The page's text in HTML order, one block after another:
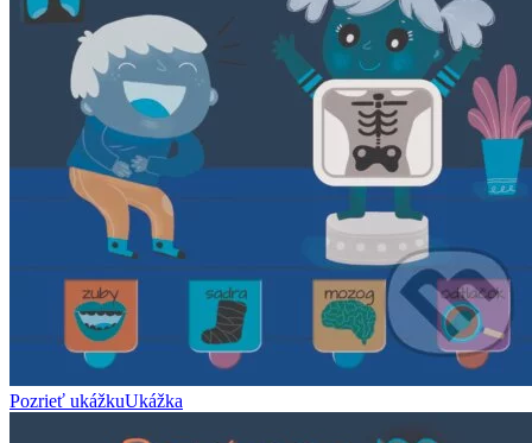
Pozrieť ukážkuUkážka